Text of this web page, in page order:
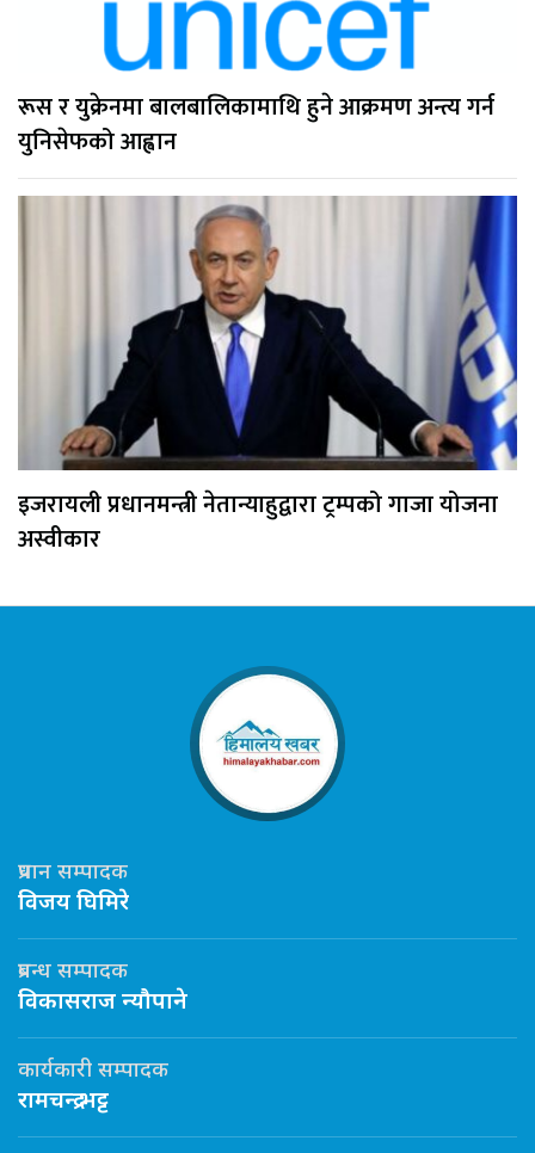
रूस र युक्रेनमा बालबालिकामाथि हुने आक्रमण अन्त्य गर्न
युनिसेफको आह्वान
इजरायली प्रधानमन्त्री नेतान्याहुद्वारा ट्रम्पको गाजा योजना
अस्वीकार
प्रधान सम्पादक
विजय घिमिरे
प्रबन्ध सम्पादक
विकासराज न्यौपाने
कार्यकारी सम्पादक
रामचन्द्र भट्ट